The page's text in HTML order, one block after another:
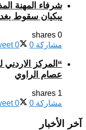
شرفاء المهنة
يبكيان سقوط
0 shares
مشاركة 0
0
“المركز الاردني
عصام الراوي
1 shares
مشاركة 0
0
آخر الأخبار